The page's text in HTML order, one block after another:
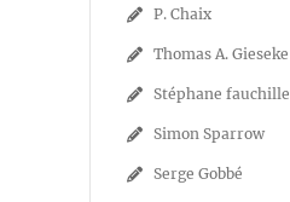
P. Chaix
Thomas A. Gieseke
Stéphane fauchille
Simon Sparrow
Serge Gobbé